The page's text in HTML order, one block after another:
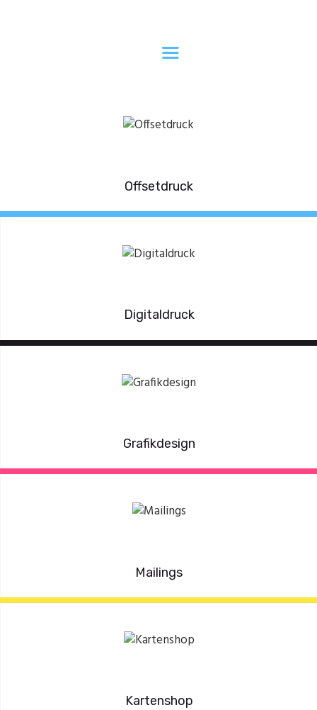
DRUCKEREI
Die Druckerei in Ihrer Nähe
Offsetdruck
Digitaldruck
Grafikdesign
Mailings
Kartenshop